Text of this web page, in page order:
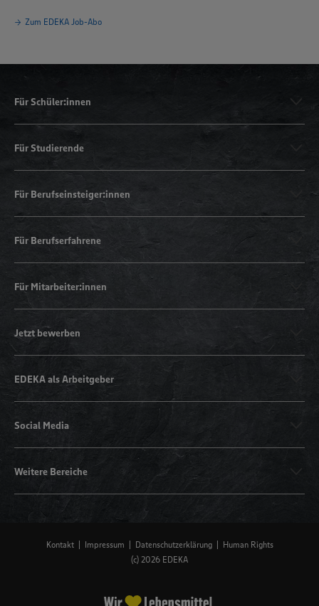
Zum EDEKA Job-Abo
Für Schüler:innen
Für Studierende
Für Berufseinsteiger:innen
Für Berufserfahrene
Für Mitarbeiter:innen
Jetzt bewerben
EDEKA als Arbeitgeber
Social Media
Weitere Bereiche
Kontakt Impressum Datenschutzerklärung
Human Rights
(c) 2026 EDEKA